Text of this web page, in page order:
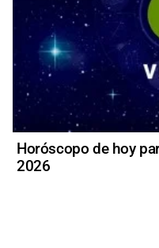
Horóscopo de hoy
2026